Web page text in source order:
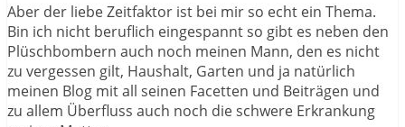
Aber der liebe Zeitfaktor ist bei mir so echt ein Thema.
Bin ich nicht beruflich eingespannt so gibt es neben den
Plüschbombern auch noch meinen Mann, den es nicht
zu vergessen gilt, Haushalt, Garten und ja natürlich
meinen Blog mit all seinen Facetten und Beiträgen und
zu allem Überfluss auch noch die schwere Erkrankung